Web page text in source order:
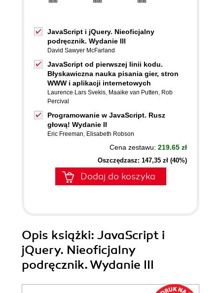
JavaScript i jQuery. Nieoficjalny
podręcznik. Wydanie III
David Sawyer McFarland
JavaScript od pierwszej linii kodu.
Błyskawiczna nauka pisania gier, stron
WWW i aplikacji internetowych
Laurence Lars Svekis, Maaike van Putten, Rob
Percival
Programowanie w JavaScript. Rusz
głową! Wydanie II
Eric Freeman, Elisabeth Robson
Cena zestawu: 219.65 zł
Oszczędzasz: 147,35 zł (40%)
Dodaj do koszyka
Opis książki: JavaScript i
jQuery. Nieoficjalny
podręcznik. Wydanie III